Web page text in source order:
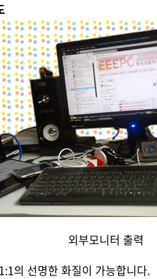
외부모니터 출력
의 선명한 화질이 가능합니다.